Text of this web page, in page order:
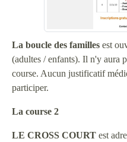
La boucle des familles est
(adultes / enfants). Il n'y aura
course. Aucun justificatif
participer.
La course 2
LE CROSS COURT est